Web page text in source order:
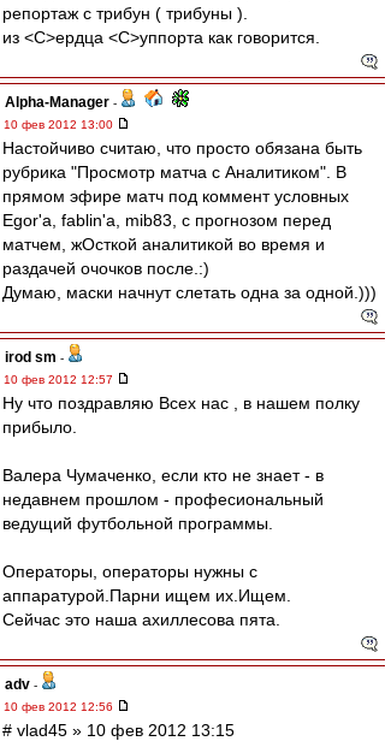
репортаж с трибун ( трибуны ).
из <C>ердца <C>уппорта как говорится.
Alpha-Manager -
10 фев 2012 13:00
Настойчиво считаю, что просто обязана быть
рубрика "Просмотр матча с Аналитиком". В
прямом эфире матч под коммент условных
Egor'а, fablin'a, mib83, с прогнозом перед
матчем, жОсткой аналитикой во время и
раздачей очочков после.:)
Думаю, маски начнут слетать одна за одной.)))
irod sm -
10 фев 2012 12:57
Ну что поздравляю Всех нас , в нашем полку
прибыло.
Валера Чумаченко, если кто не знает - в
недавнем прошлом - професиональный
ведущий футбольной программы.
Операторы, операторы нужны с
аппаратурой.Парни ищем их.Ищем.
Сейчас это наша ахиллесова пята.
adv -
10 фев 2012 12:56
# vlad45 » 10 фев 2012 13:15